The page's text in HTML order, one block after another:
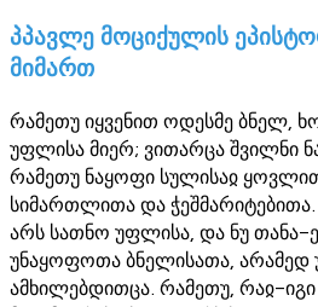
პპავლე მოციქულის
მიმართ
რამეთუ იყვენით ოდესმე ბნელ,
უფლისა მიერ; ვითარცა შვილნი
რამეთუ ნაყოფი სულისაჲ
სიმართლითა და
არს სათნო უფლისა, და ნუ თანა-
უნაყოფოთა ბნელისათა,
ამხილებდითცა. რამეთუ, რაჲ-